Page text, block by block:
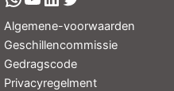
Algemene-voorwaarden
Geschillencommissie
Gedragscode
Privacyregelment